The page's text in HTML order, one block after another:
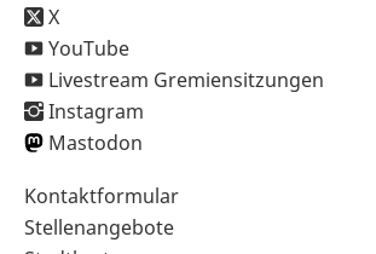
X
YouTube
Livestream Gremiensitzungen
Instagram
Mastodon
Sekundärnavigation
im
Kontaktformular
Stellenangebote